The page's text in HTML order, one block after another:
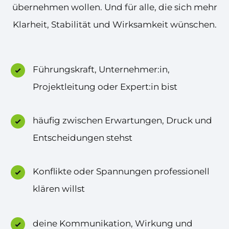
übernehmen wollen. Und für alle, die sich mehr
Klarheit, Stabilität und Wirksamkeit wünschen.
Führungskraft, Unternehmer:in,
Projektleitung oder Expert:in bist
häufig zwischen Erwartungen, Druck und
Entscheidungen stehst
Konflikte oder Spannungen professionell
klären willst
deine Kommunikation, Wirkung und